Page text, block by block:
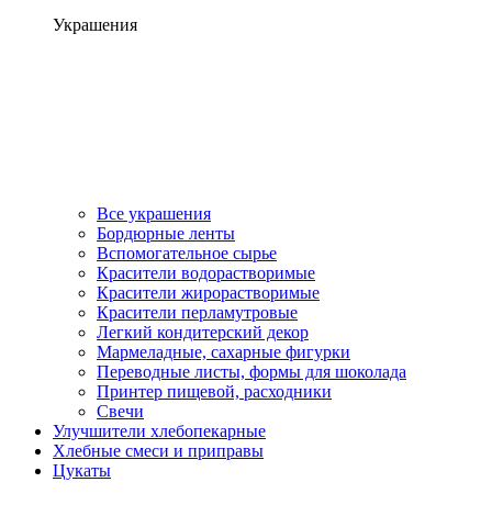
Украшения
Все украшения
Бордюрные ленты
Вспомогательное сырье
Красители водорастворимые
Красители жирорастворимые
Красители перламутровые
Легкий кондитерский декор
Мармеладные, сахарные фигурки
Переводные листы, формы для шоколада
Принтер пищевой, расходники
Свечи
Улучшители хлебопекарные
Хлебные смеси и приправы
Цукаты